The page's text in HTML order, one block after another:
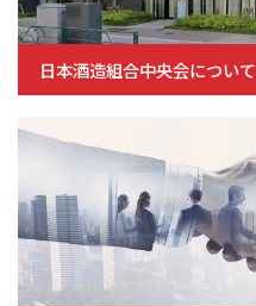
日本酒造組合中央会について